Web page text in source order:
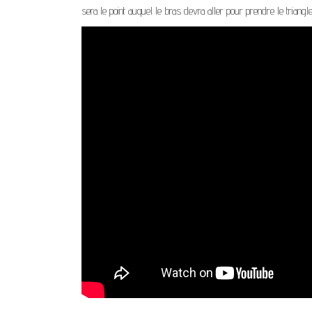
sera le point auquel le bras devra aller pour prendre le